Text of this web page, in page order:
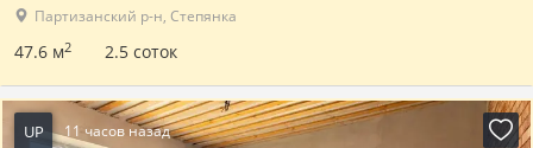
Партизанский р-н, Степянка
47.6 м2 2.5 соток
UP 11 часов назад